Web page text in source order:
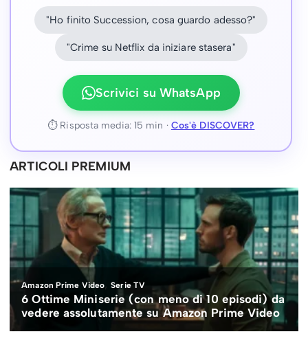
"Ho finito Succession, cosa guardo adesso?"
"Crime su Netflix da iniziare stasera"
Scrivici su WhatsApp
⏱ Risposta media: 15 min · Cos'è DISCOVER?
ARTICOLI PREMIUM